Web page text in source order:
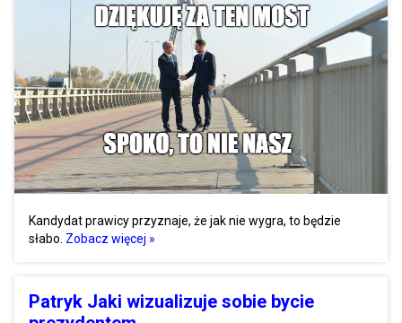
Kandydat prawicy przyznaje, że jak nie wygra, to będzie
słabo. Zobacz więcej »
Patryk Jaki wizualizuje sobie bycie